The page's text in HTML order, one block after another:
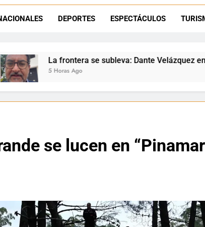
Dante Velázquez marchará
DEPORTES ESPECTÁCULOS
subleva: Dante Velázquez enfrenta el remate de la
se lucen en “Pinamar